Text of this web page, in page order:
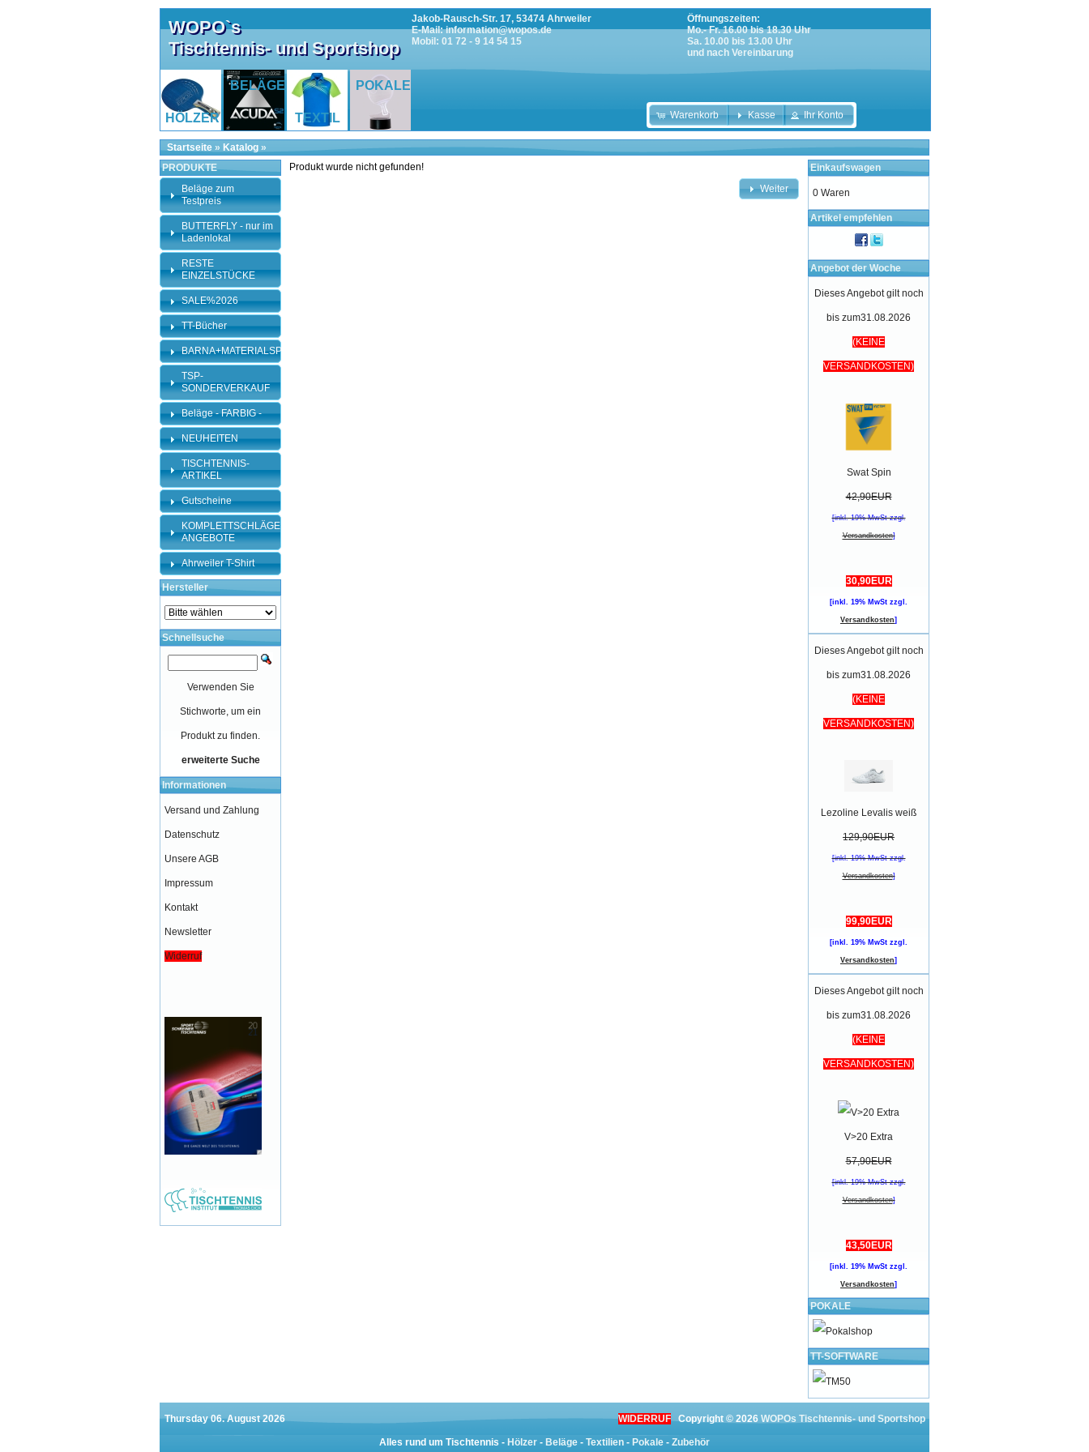
WOPO`s
Tischtennis- und Sportshop
Jakob-Rausch-Str. 17, 53474 Ahrweiler
E-Mail: information@wopos.de
Mobil: 01 72 - 9 14 54 15
Öffnungszeiten:
Mo.- Fr. 16.00 bis 18.30 Uhr
Sa. 10.00 bis 13.00 Uhr
und nach Vereinbarung
HÖLZER
BELÄGE
TEXTIL
POKALE
Warenkorb Kasse Ihr Konto
Startseite » Katalog »
Produkt wurde nicht gefunden!
Weiter
PRODUKTE
Beläge zum
Testpreis
BUTTERFLY - nur im
Ladenlokal
RESTE
EINZELSTÜCKE
SALE%2026
TT-Bücher
BARNA+MATERIALSPEZI
TSP-
SONDERVERKAUF
Beläge - FARBIG -
NEUHEITEN
TISCHTENNIS-
ARTIKEL
Gutscheine
KOMPLETTSCHLÄGER-
ANGEBOTE
Ahrweiler T-Shirt
Hersteller
Schnellsuche
Verwenden Sie
Stichworte, um ein
Produkt zu finden.
erweiterte Suche
Informationen
Versand und Zahlung
Datenschutz
Unsere AGB
Impressum
Kontakt
Newsletter
Widerruf
Einkaufswagen
0 Waren
Artikel empfehlen
Angebot der Woche
Dieses Angebot gilt noch
bis zum31.08.2026
(KEINE
VERSANDKOSTEN)
Swat Spin
42,90EUR
[inkl. 19% MwSt zzgl.
Versandkosten]
30,90EUR
[inkl. 19% MwSt zzgl.
Versandkosten]
Dieses Angebot gilt noch
bis zum31.08.2026
(KEINE
VERSANDKOSTEN)
Lezoline Levalis weiß
129,90EUR
[inkl. 19% MwSt zzgl.
Versandkosten]
99,90EUR
[inkl. 19% MwSt zzgl.
Versandkosten]
Dieses Angebot gilt noch
bis zum31.08.2026
(KEINE
VERSANDKOSTEN)
V>20 Extra
57,90EUR
[inkl. 19% MwSt zzgl.
Versandkosten]
43,50EUR
[inkl. 19% MwSt zzgl.
Versandkosten]
POKALE
TT-SOFTWARE
Thursday 06. August 2026 WIDERRUFCopyright © 2026 WOPOs Tischtennis- und Sportshop
Alles rund um Tischtennis - Hölzer - Beläge - Textilien - Pokale - Zubehör